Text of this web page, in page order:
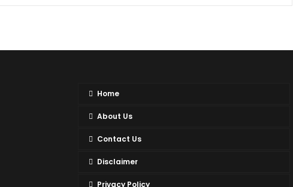
Home
About Us
Contact Us
Disclaimer
Privacy Policy